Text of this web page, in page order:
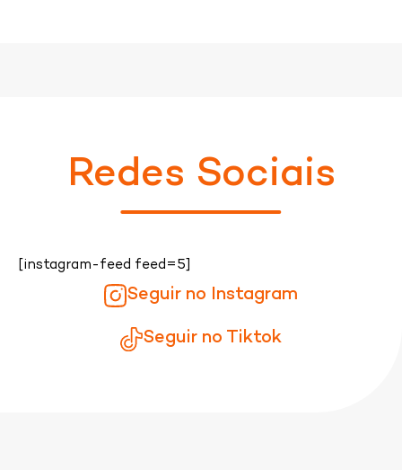
Redes Sociais
[instagram-feed feed=5]
Seguir no Instagram
Seguir no Tiktok